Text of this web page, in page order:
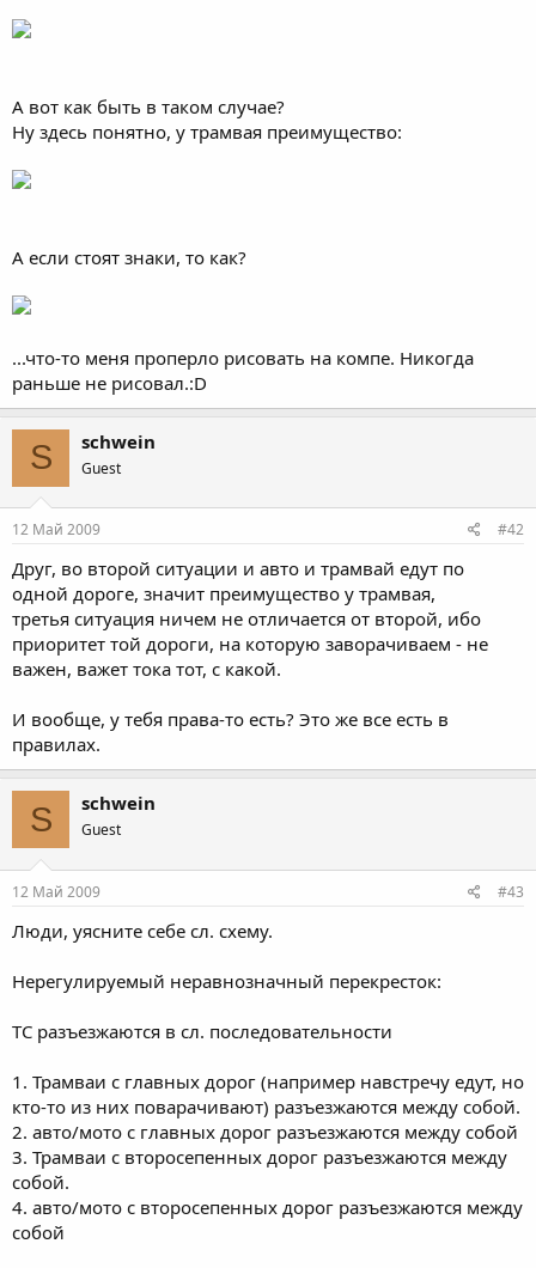
А вот как быть в таком случае?
Ну здесь понятно, у трамвая преимущество:
А если стоят знаки, то как?
...что-то меня проперло рисовать на компе. Никогда
раньше не рисовал.:D
S schwein
Guest
12 Май 2009 #42
Друг, во второй ситуации и авто и трамвай едут по
одной дороге, значит преимущество у трамвая,
третья ситуация ничем не отличается от второй, ибо
приоритет той дороги, на которую заворачиваем - не
важен, важет тока тот, с какой.
И вообще, у тебя права-то есть? Это же все есть в
правилах.
S schwein
Guest
12 Май 2009 #43
Люди, уясните себе сл. схему.
Нерегулируемый неравнозначный перекресток:
ТС разъезжаются в сл. последовательности
1. Трамваи с главных дорог (например навстречу едут, но
кто-то из них поварачивают) разъезжаются между собой.
2. авто/мото с главных дорог разъезжаются между собой
3. Трамваи с второсепенных дорог разъезжаются между
собой.
4. авто/мото с второсепенных дорог разъезжаются между
собой